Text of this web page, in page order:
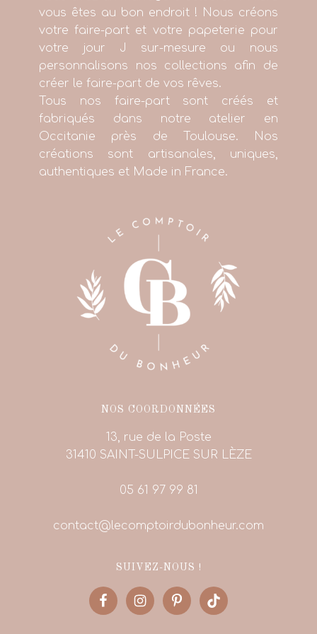
vous êtes au bon endroit ! Nous créons
votre faire-part et votre papeterie pour
votre jour J sur-mesure ou nous
personnalisons nos collections afin de
créer le faire-part de vos rêves.
Tous nos faire-part sont créés et
fabriqués dans notre atelier en
Occitanie près de Toulouse. Nos
créations sont artisanales, uniques,
authentiques et Made in France.
NOS COORDONNÉES
13, rue de la Poste
31410 SAINT-SULPICE SUR LÈZE
05 61 97 99 81
contact@lecomptoirdubonheur.com
SUIVEZ-NOUS !